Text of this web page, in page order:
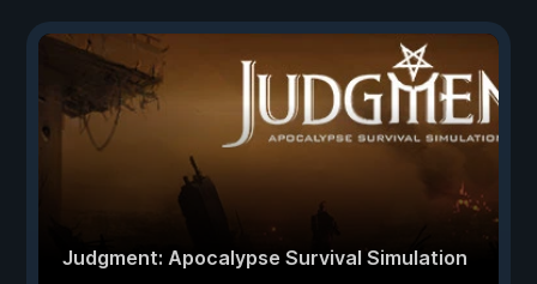
Judgment: Apocalypse Survival Simulation